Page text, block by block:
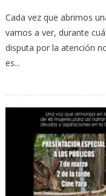
Cada vez que abrimos
vamos a ver, durante
disputa por la atención
es...